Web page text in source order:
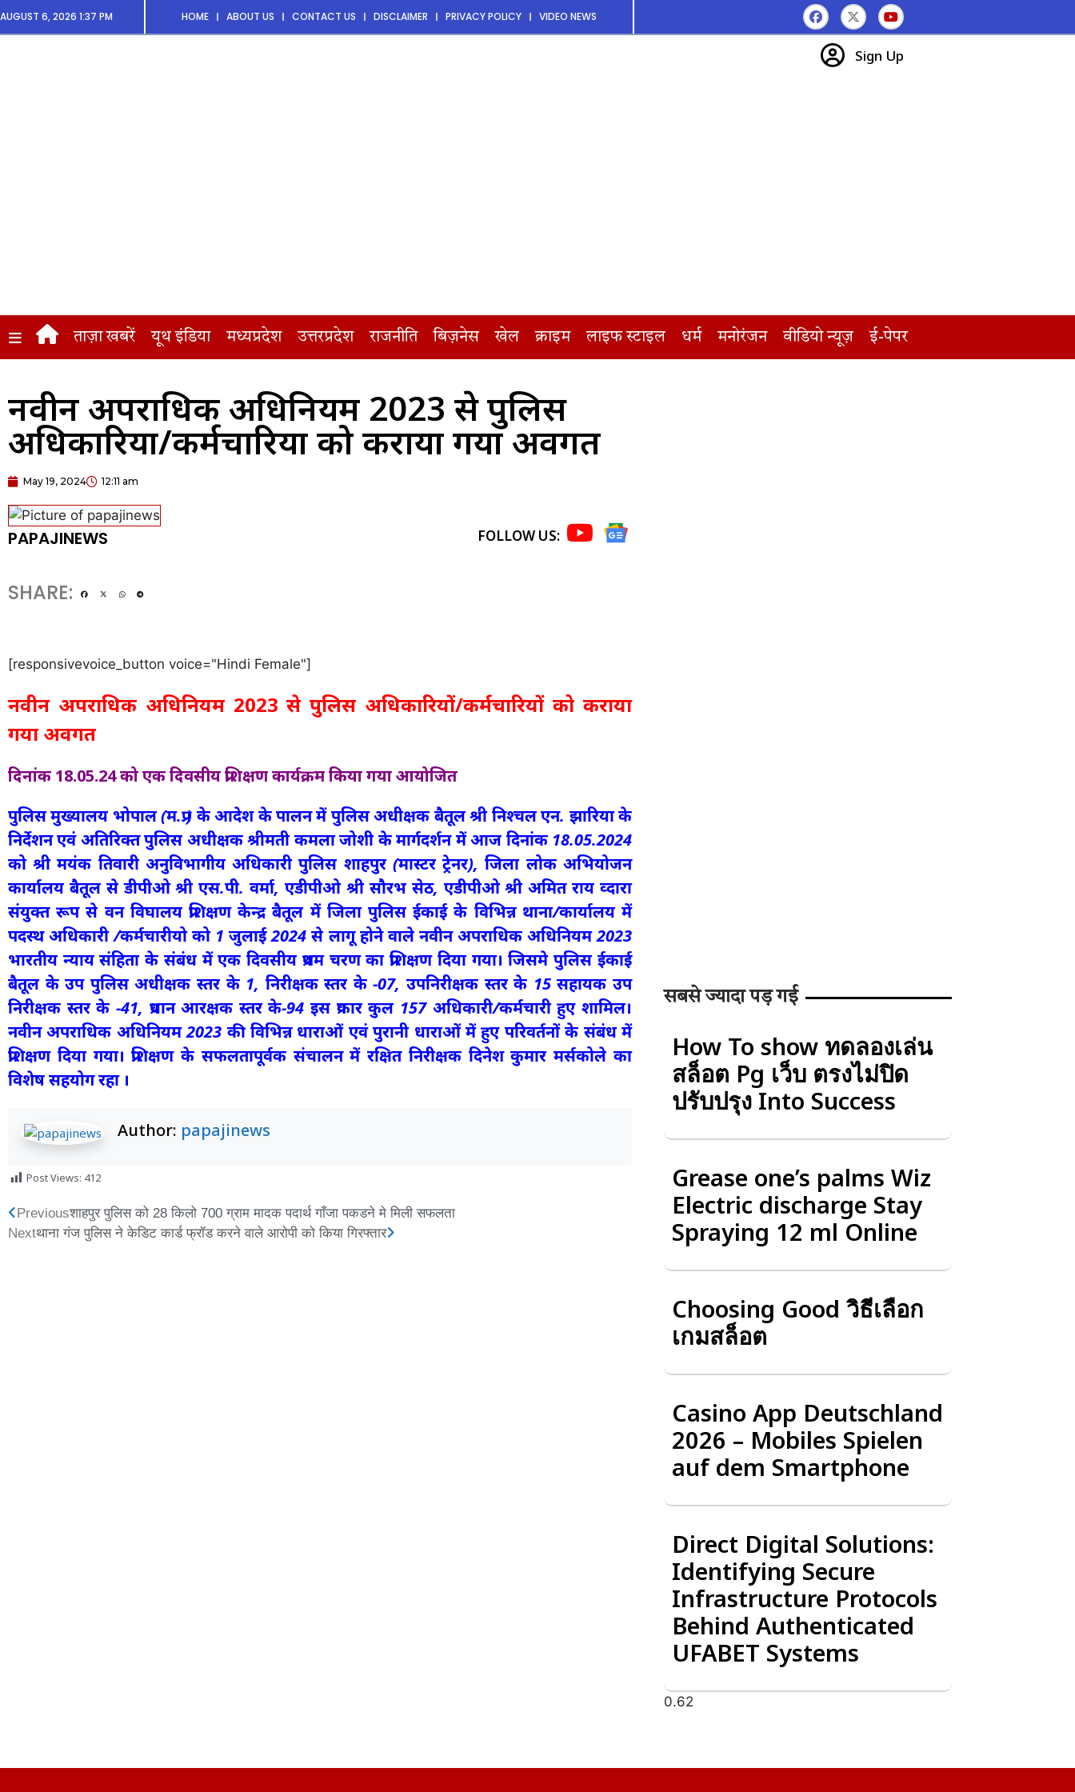
AUGUST 6, 2026 1:37 PM HOME ABOUT US CONTACT US DISCLAIMER PRIVACY POLICY VIDEO NEWS
Sign Up
ताज़ा खबरें यूथ इंडिया मध्यप्रदेश उत्तरप्रदेश राजनीति बिज़नेस खेल क्राइम लाइफ स्टाइल धर्म मनोरंजन वीडियो न्यूज़ ई-पेपर
नवीन अपराधिक अधिनियम 2023 से पुलिस
अधिकारियों/कर्मचारियों को कराया गया अवगत
May 19, 2024 12:11 am
PAPAJINEWS FOLLOW US:
SHARE:
[responsivevoice_button voice="Hindi Female"]
नवीन अपराधिक अधिनियम 2023 से पुलिस अधिकारियों/कर्मचारियों को कराया
गया अवगत
दिनांक 18.05.24 को एक दिवसीय प्रशिक्षण कार्यक्रम किया गया आयोजित
पुलिस मुख्यालय भोपाल (म.प्र.) के आदेश के पालन में पुलिस अधीक्षक बैतूल श्री निश्चल एन. झारिया के
निर्देशन एवं अतिरिक्त पुलिस अधीक्षक श्रीमती कमला जोशी के मार्गदर्शन में आज दिनांक 18.05.2024
को श्री मयंक तिवारी अनुविभागीय अधिकारी पुलिस शाहपुर (मास्टर ट्रेनर), जिला लोक अभियोजन
कार्यालय बैतूल से डीपीओ श्री एस.पी. वर्मा, एडीपीओ श्री सौरभ सेठ, एडीपीओ श्री अमित राय व्दारा
संयुक्त रूप से वन विघालय प्रशिक्षण केन्द्र बैतूल में जिला पुलिस ईकाई के विभिन्न थाना/कार्यालय में
पदस्थ अधिकारी /कर्मचारीयो को 1 जुलाई 2024 से लागू होने वाले नवीन अपराधिक अधिनियम 2023
भारतीय न्याय संहिता के संबंध में एक दिवसीय प्रथम चरण का प्रशिक्षण दिया गया। जिसमे पुलिस ईकाई
बैतूल के उप पुलिस अधीक्षक स्तर के 1, निरीक्षक स्तर के -07, उपनिरीक्षक स्तर के 15 सहायक उप
निरीक्षक स्तर के -41, प्रधान आरक्षक स्तर के-94 इस प्रकार कुल 157 अधिकारी/कर्मचारी हुए शामिल।
नवीन अपराधिक अधिनियम 2023 की विभिन्न धाराओं एवं पुरानी धाराओं में हुए परिवर्तनों के संबंध में
प्रशिक्षण दिया गया। प्रशिक्षण के सफलतापूर्वक संचालन में रक्षित निरीक्षक दिनेश कुमार मर्सकोले का
विशेष सहयोग रहा ।
Author: papajinews
Post Views: 412
Previousशाहपुर पुलिस को 28 किलो 700 ग्राम मादक पदार्थ गाँजा पकडने मे मिली सफलता
Nextथाना गंज पुलिस ने केडिट कार्ड फ्रॉड करने वाले आरोपी को किया गिरफ्तार
सबसे ज्यादा पड़ गई
How To show ทดลองเล่น
สล็อต Pg เว็บ ตรงไม่ปิด
ปรับปรุง Into Success
Grease one’s palms Wiz
Electric discharge Stay
Spraying 12 ml Online
Choosing Good วิธีเลือก
เกมสล็อต
Casino App Deutschland
2026 – Mobiles Spielen
auf dem Smartphone
Direct Digital Solutions:
Identifying Secure
Infrastructure Protocols
Behind Authenticated
UFABET Systems